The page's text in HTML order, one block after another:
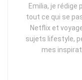
Emilia, je
tout ce qui se
Netflix et
sujets lifestyle,
mes